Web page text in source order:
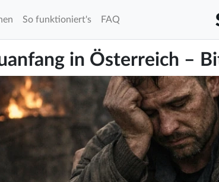
So funktioniert's FAQ
in Österreich –